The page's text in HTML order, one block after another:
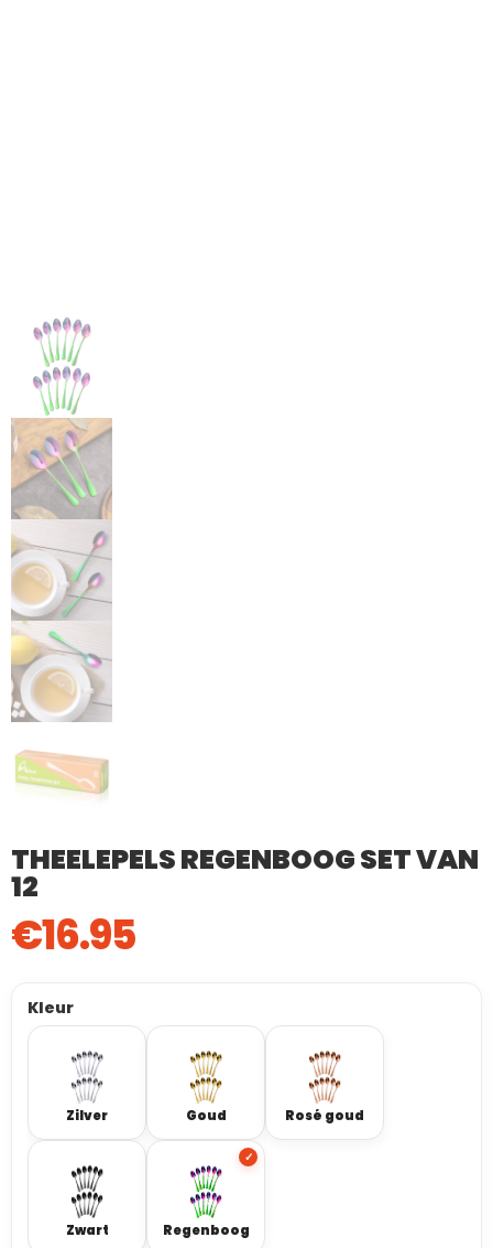
THEELEPELS REGENBOOG SET VAN
12
€16.95
Kleur
Zilver Goud Rosé goud
Zwart Regenboog